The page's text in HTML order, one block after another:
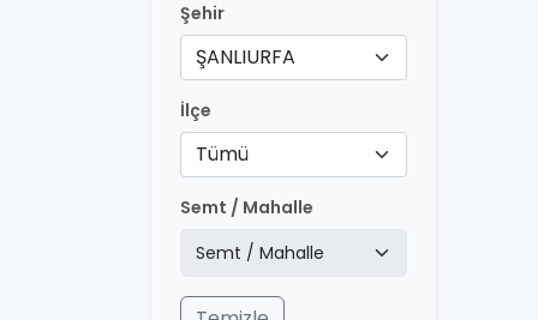
Şehir
ŞANLIURFA
İlçe
Tümü
Semt / Mahalle